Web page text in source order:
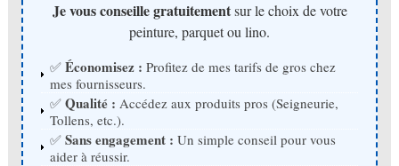
Je vous conseille gratuitementsur le choix de votre
peinture, parquet ou lino.
✅ Économisez : Profitez de mes tarifs de gros chez
mes fournisseurs.
✅ Qualité : Accédez aux produits pros (Seigneurie,
Tollens, etc.).
✅ Sans engagement : Un simple conseil pour vous
aider à réussir.